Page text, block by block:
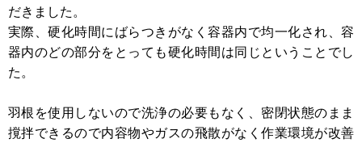
だきました。
実際、硬化時間にばらつきがなく容器内で均一化され、容
器内のどの部分をとっても硬化時間は同じということでし
た。
羽根を使用しないので洗浄の必要もなく、密閉状態のまま
撹拌できるので内容物やガスの飛散がなく作業環境が改善